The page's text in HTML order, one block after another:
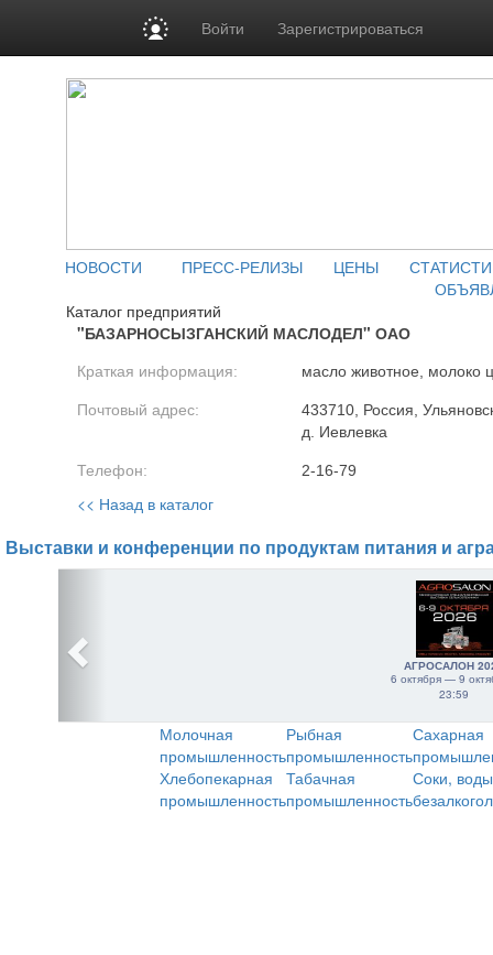
Войти Зарегистрироваться
НОВОСТИ ПРЕСС-РЕЛИЗЫ ЦЕНЫ
Каталог предприятий
"БАЗАРНОСЫЗГАНСКИЙ МАСЛОДЕЛ" ОАО
Краткая информация: масло животное, молоко
Почтовый адрес:
433710, Россия,
д. Иевлевка
Телефон: 2-16-79
<< Назад в каталог
Выставки и конференции по продуктам питания и
АГРОСАЛОН
6 октября — 9
23:59
Молочная
промышленность
Рыбная
промышленность
Сахарная
Хлебопекарная
промышленность
Табачная
промышленность
Соки,